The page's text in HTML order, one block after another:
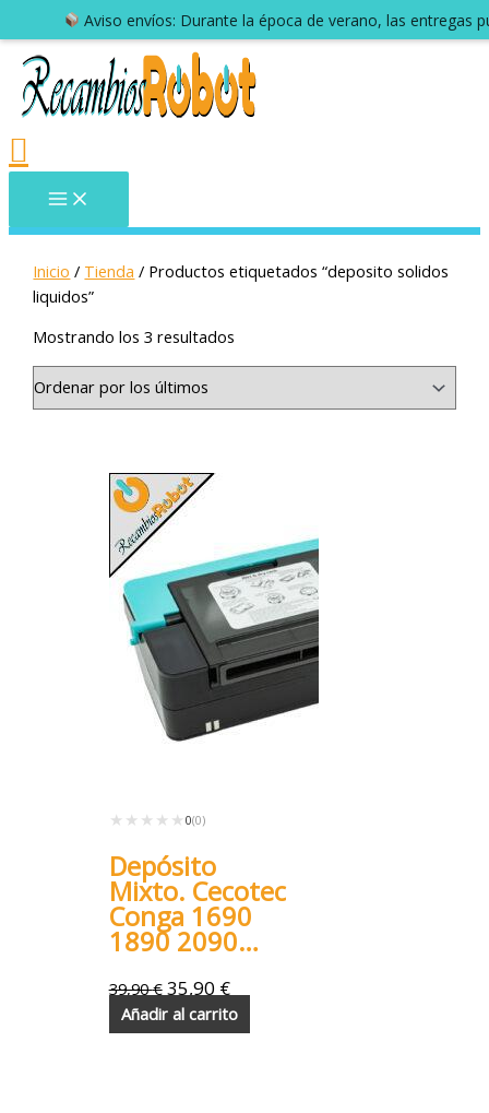
Inicio / Tienda / Productos etiquetados “deposito solidos
liquidos”
Mostrando los 3 resultados
★★★★★
★★★★★ 0(0)
Depósito
Mixto. Cecotec
Conga 1690
1890 2090
Panoramic
2690
39,90€ 35,90 €
Añadir al carrito